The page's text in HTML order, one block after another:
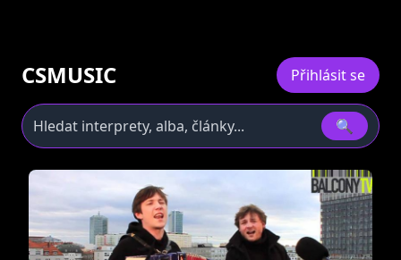
CSMUSIC Přihlásit se
🔍